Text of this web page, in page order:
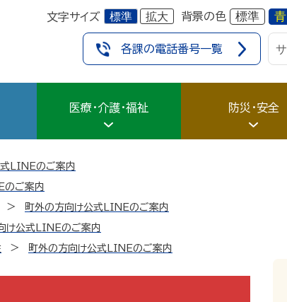
文字サイズ 標準 拡大 背景の色 標準 青
各課の電話番号一覧
医療・介護・福祉 防災・安全
LINEのご案内
のご案内
町外の方向け公式LINEのご案内
け公式LINEのご案内
町外の方向け公式LINEのご案内